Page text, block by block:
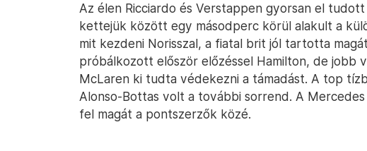
Az élen Ricciardo és Verstappen gyorsan el
kettejük között egy másodperc körül alakult a
mit kezdeni Norisszal, a fiatal brit jól tartotta
próbálkozott először előzéssel Hamilton, de jobb
McLaren ki tudta védekezni a támadást. A top
Alonso-Bottas volt a további sorrend. A
fel magát a pontszerzők közé.